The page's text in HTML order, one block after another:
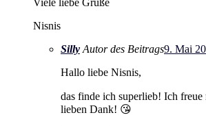
Viele liebe Grüße
Nisnis
Silly Autor des Beitrags9. Mai
Hallo liebe Nisnis,
das finde ich superlieb! Ich
lieben Dank! 😘